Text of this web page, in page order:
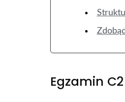
Egzamin